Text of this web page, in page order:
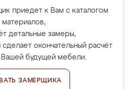
приедет к Вам с каталогом
материалов,
детальные замеры,
окончательный расчёт
Вашей будущей мебели.
ЗАМЕРЩИКА